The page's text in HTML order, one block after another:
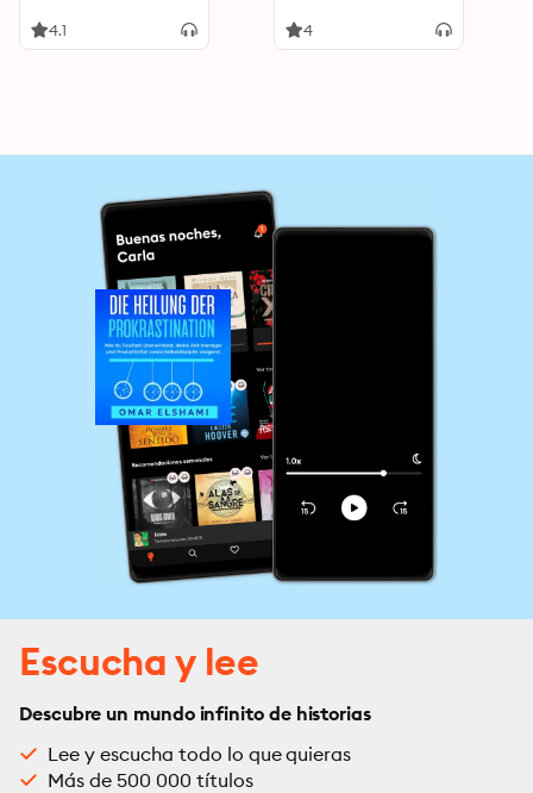
Peso y Perder Grasa
4.1
Verbal utilizando
4
Escucha y lee
Descubre un mundo infinito de historias
Lee y escucha todo lo que quieras
Más de 500 000 títulos